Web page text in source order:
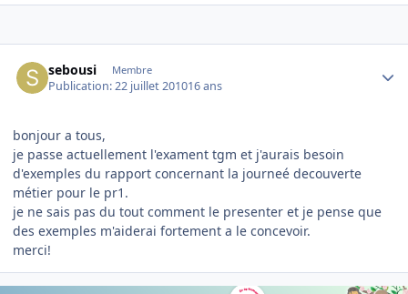
sebousi Membre
Publication:22 juillet 201016 ans
bonjour a tous,
je passe actuellement l'exament tgm et j'aurais besoin
d'exemples du rapport concernant la journeé decouverte
métier pour le pr1.
je ne sais pas du tout comment le presenter et je pense que
des exemples m'aiderai fortement a le concevoir.
merci!